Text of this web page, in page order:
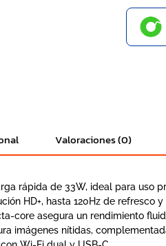
Valoraciones (0)
rápida de 33W, ideal para uso
HD+, hasta 120Hz de refresco
core asegura un rendimiento
imágenes nítidas,